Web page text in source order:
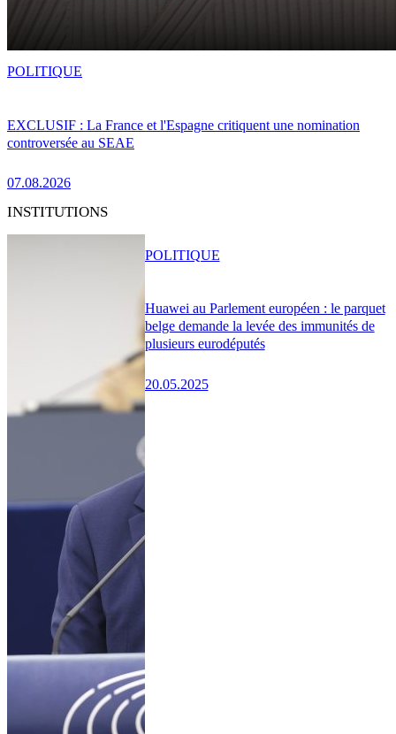
EXCLUSIF : La France et l'Espagne critiquent une nomination
controversée au SEAE
07.08.2026
POLITIQUE
INSTITUTIONS
Huawei au Parlement européen : le parquet
belge demande la levée des immunités de
plusieurs eurodéputés
20.05.2025
POLITIQUE